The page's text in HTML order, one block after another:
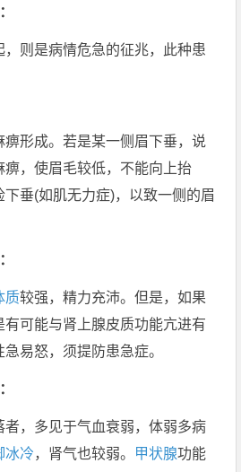
则是病情危急的征兆，此种患
形成。若是某一侧眉下垂，说
痹，使眉毛较低，不能向上抬
垂(如肌无力症)，以致一侧的眉
质较强，精力充沛。但是，如果
可能与肾上腺皮质功能亢进有
易怒，须提防患急症。
，多见于气血衰弱，体弱多病
冰冷，肾气也较弱。 甲状腺功能